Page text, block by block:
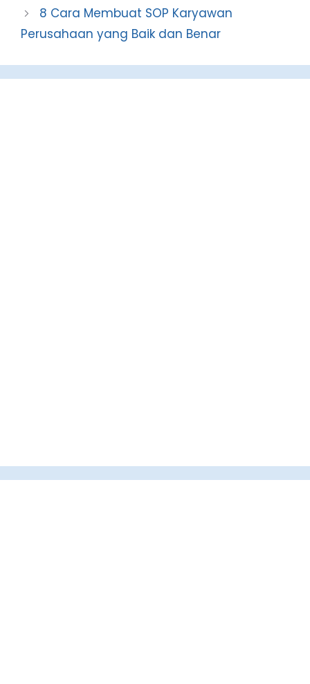
8 Cara Membuat SOP Karyawan
Perusahaan yang Baik dan Benar